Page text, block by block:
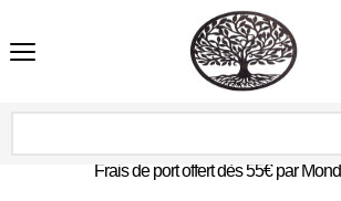
Frais de port offert dès 55€ par